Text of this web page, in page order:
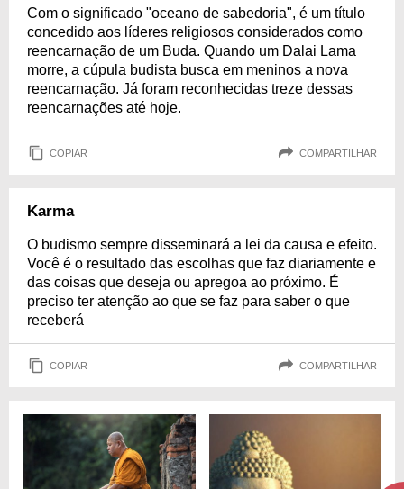
Com o significado "oceano de sabedoria", é um título
concedido aos líderes religiosos considerados como
reencarnação de um Buda. Quando um Dalai Lama
morre, a cúpula budista busca em meninos a nova
reencarnação. Já foram reconhecidas treze dessas
reencarnações até hoje.
COPIAR COMPARTILHAR
Karma
O budismo sempre disseminará a lei da causa e efeito.
Você é o resultado das escolhas que faz diariamente e
das coisas que deseja ou apregoa ao próximo. É
preciso ter atenção ao que se faz para saber o que
receberá
COPIAR COMPARTILHAR